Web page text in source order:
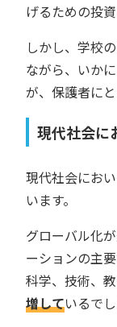
げるための投資
しかし、学校
ながら、いか
が、保護者に
現代社会に
現代社会におい
います。
グローバル化
ーションの主
科学、技術、教
増しているでし